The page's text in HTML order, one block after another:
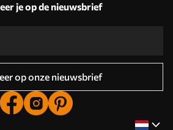
je op de nieuwsbrief
op onze nieuwsbrief